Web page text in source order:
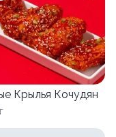
Крылья Кочудян